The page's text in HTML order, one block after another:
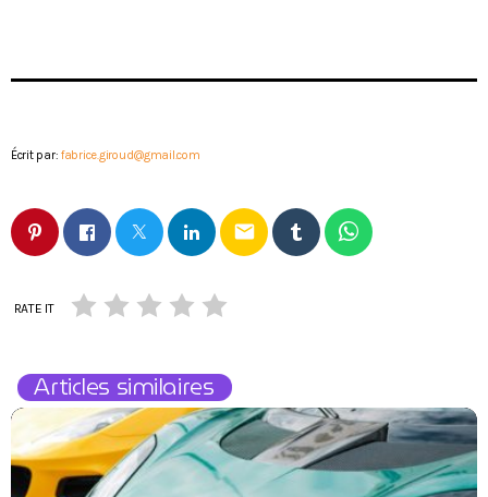
Écrit par:fabrice.giroud@gmail.com
email
RATE IT
Articles similaires